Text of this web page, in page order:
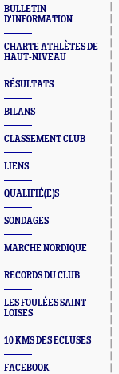
BULLETIN
D'INFORMATION
CHARTE ATHLÈTES DE
HAUT-NIVEAU
RÉSULTATS
BILANS
CLASSEMENT CLUB
LIENS
QUALIFIÉ(E)S
SONDAGES
MARCHE NORDIQUE
RECORDS DU CLUB
LES FOULÉES SAINT
LOISES
10 KMS DES ECLUSES
FACEBOOK